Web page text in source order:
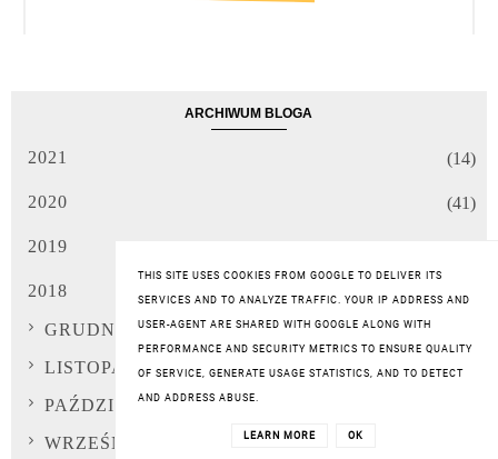
ARCHIWUM BLOGA
2021 (14)
2020 (41)
2019
2018
(96)
GRUDNIA
LISTOPADA
(8)
PAŹDZIERNIKA
WRZEŚNIA
THIS SITE USES COOKIES FROM GOOGLE TO DELIVER ITS
SERVICES AND TO ANALYZE TRAFFIC. YOUR IP ADDRESS AND
USER-AGENT ARE SHARED WITH GOOGLE ALONG WITH
PERFORMANCE AND SECURITY METRICS TO ENSURE QUALITY
OF SERVICE, GENERATE USAGE STATISTICS, AND TO DETECT
AND ADDRESS ABUSE.
LEARN MORE OK